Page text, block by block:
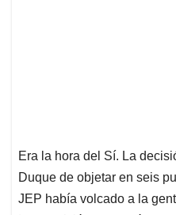
Era la hora del Sí. La
Duque de objetar en seis
JEP había volcado a la